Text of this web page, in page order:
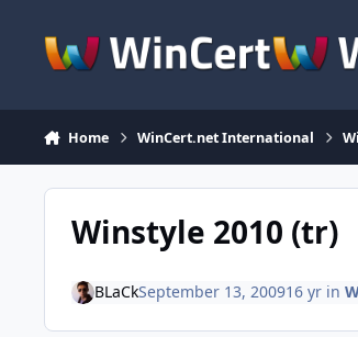
Home WinCert.net International
Winstyle 2010 (tr)
BLaCkSeptember 13, 200916 yrin